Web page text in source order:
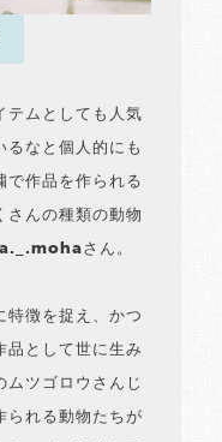
テムとしても人気
るなと個人的にも
で作品を作られる
さんの種類の動物
さん。
特徴を捉え、かつ
品として世に生み
ムツゴロウさんじ
られる動物たちが